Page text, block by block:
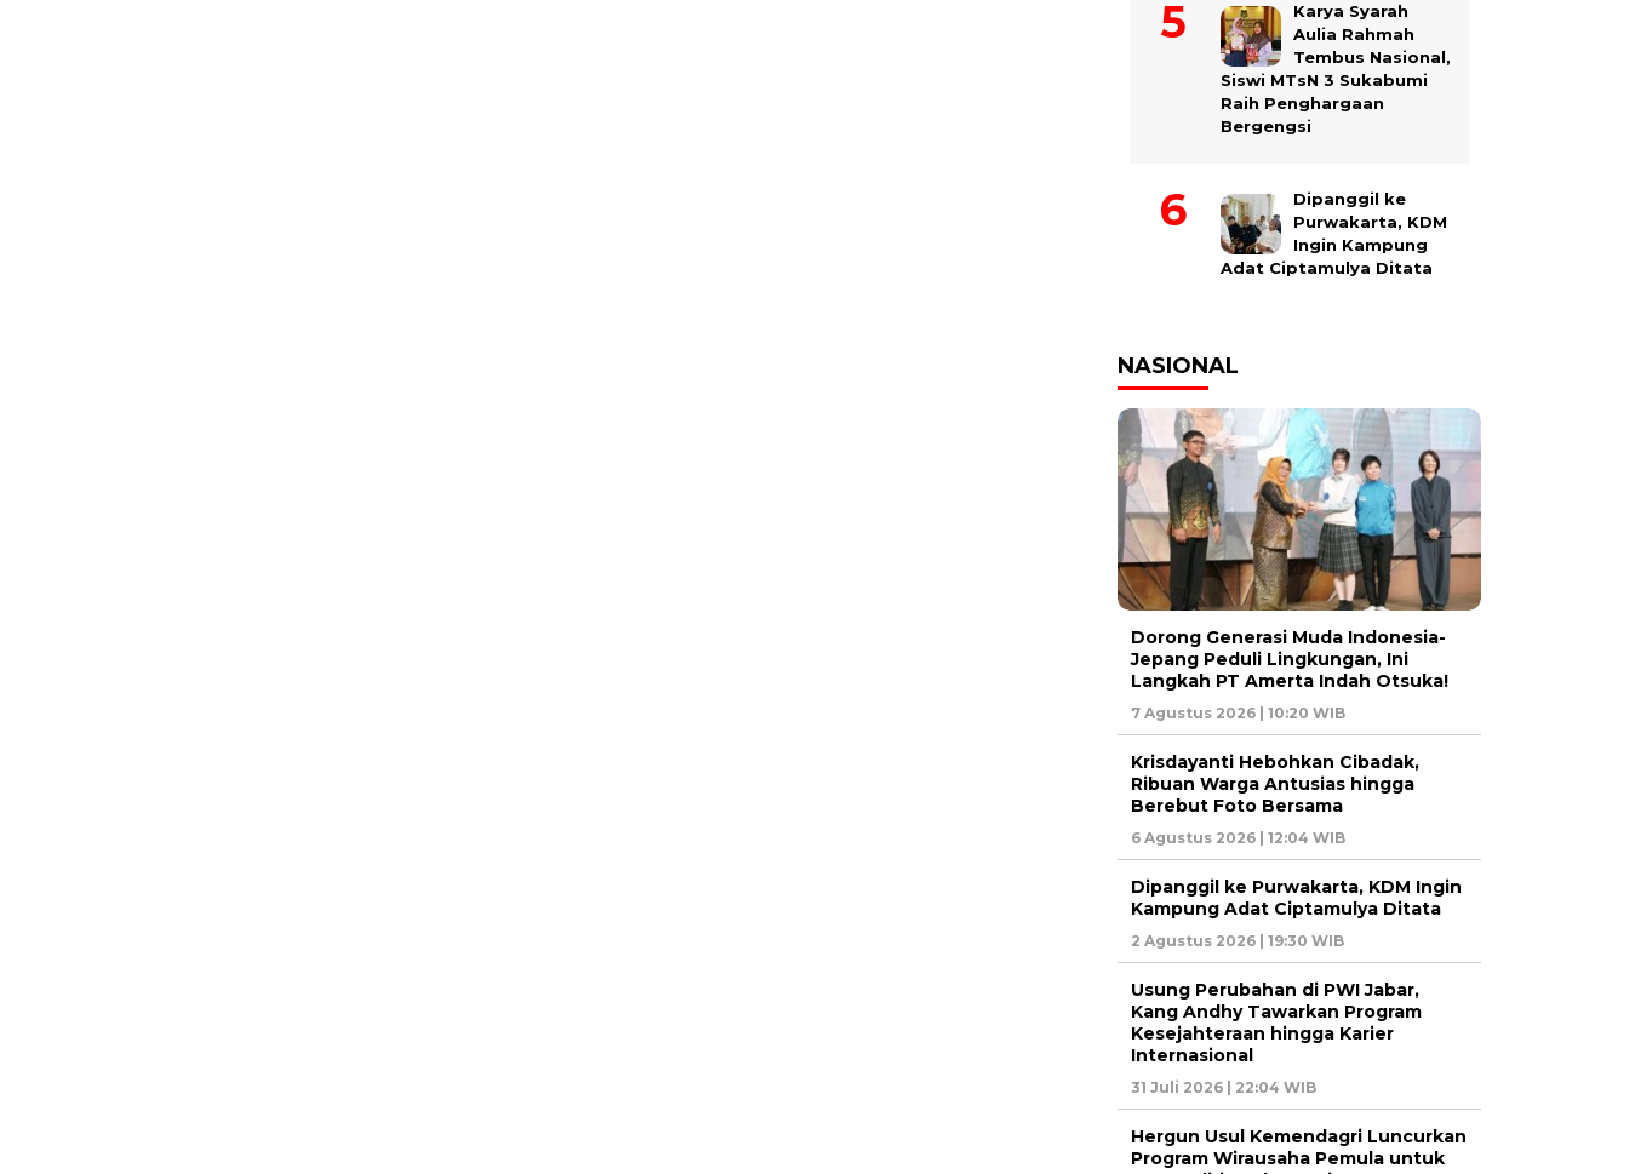
Karya Syarah
Aulia Rahmah
Tembus Nasional,
Siswi MTsN 3 Sukabumi
Raih Penghargaan
Bergengsi
Dipanggil ke
Purwakarta, KDM
Ingin Kampung
Adat Ciptamulya Ditata
NASIONAL
Dorong Generasi Muda Indonesia-
Jepang Peduli Lingkungan, Ini
Langkah PT Amerta Indah Otsuka!
7 Agustus 2026 | 10:20 WIB
Krisdayanti Hebohkan Cibadak,
Ribuan Warga Antusias hingga
Berebut Foto Bersama
6 Agustus 2026 | 12:04 WIB
Dipanggil ke Purwakarta, KDM Ingin
Kampung Adat Ciptamulya Ditata
2 Agustus 2026 | 19:30 WIB
Usung Perubahan di PWI Jabar,
Kang Andhy Tawarkan Program
Kesejahteraan hingga Karier
Internasional
31 Juli 2026 | 22:04 WIB
Hergun Usul Kemendagri Luncurkan
Program Wirausaha Pemula untuk